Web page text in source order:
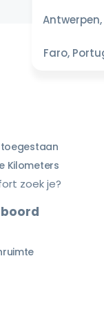
Faro,
Kilometers
zoek je?